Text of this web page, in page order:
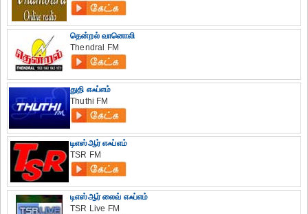
தென்றல் வானொலி
Thendral FM
துதி எஃப்எம்
Thuthi FM
டிஎஸ்ஆர் எஃப்எம்
TSR FM
டிஎஸ்ஆர் லைவ் எஃப்எம்
TSR Live FM